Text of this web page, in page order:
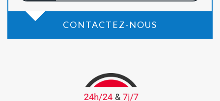
CONTACTEZ-NOUS